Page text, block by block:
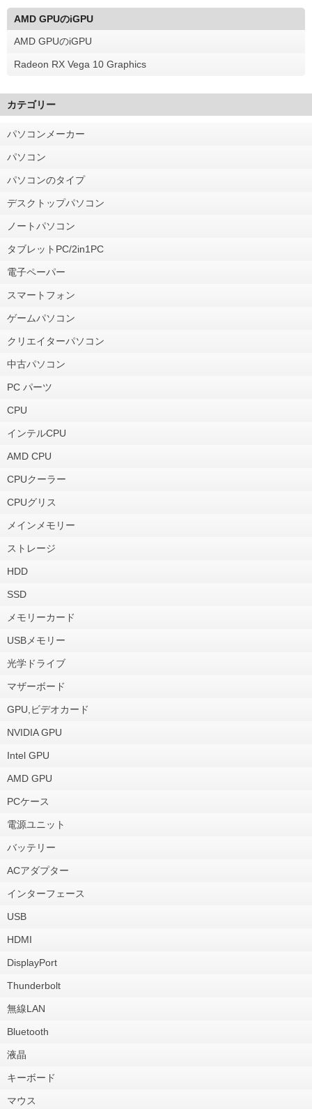
AMD GPUのiGPU
AMD GPUのiGPU
Radeon RX Vega 10 Graphics
カテゴリー
パソコンメーカー
パソコン
パソコンのタイプ
デスクトップパソコン
ノートパソコン
タブレットPC/2in1PC
電子ペーパー
スマートフォン
ゲームパソコン
クリエイターパソコン
中古パソコン
PC パーツ
CPU
インテルCPU
AMD CPU
CPUクーラー
CPUグリス
メインメモリー
ストレージ
HDD
SSD
メモリーカード
USBメモリー
光学ドライブ
マザーボード
GPU,ビデオカード
NVIDIA GPU
Intel GPU
AMD GPU
PCケース
電源ユニット
バッテリー
ACアダプター
インターフェース
USB
HDMI
DisplayPort
Thunderbolt
無線LAN
Bluetooth
液晶
キーボード
マウス